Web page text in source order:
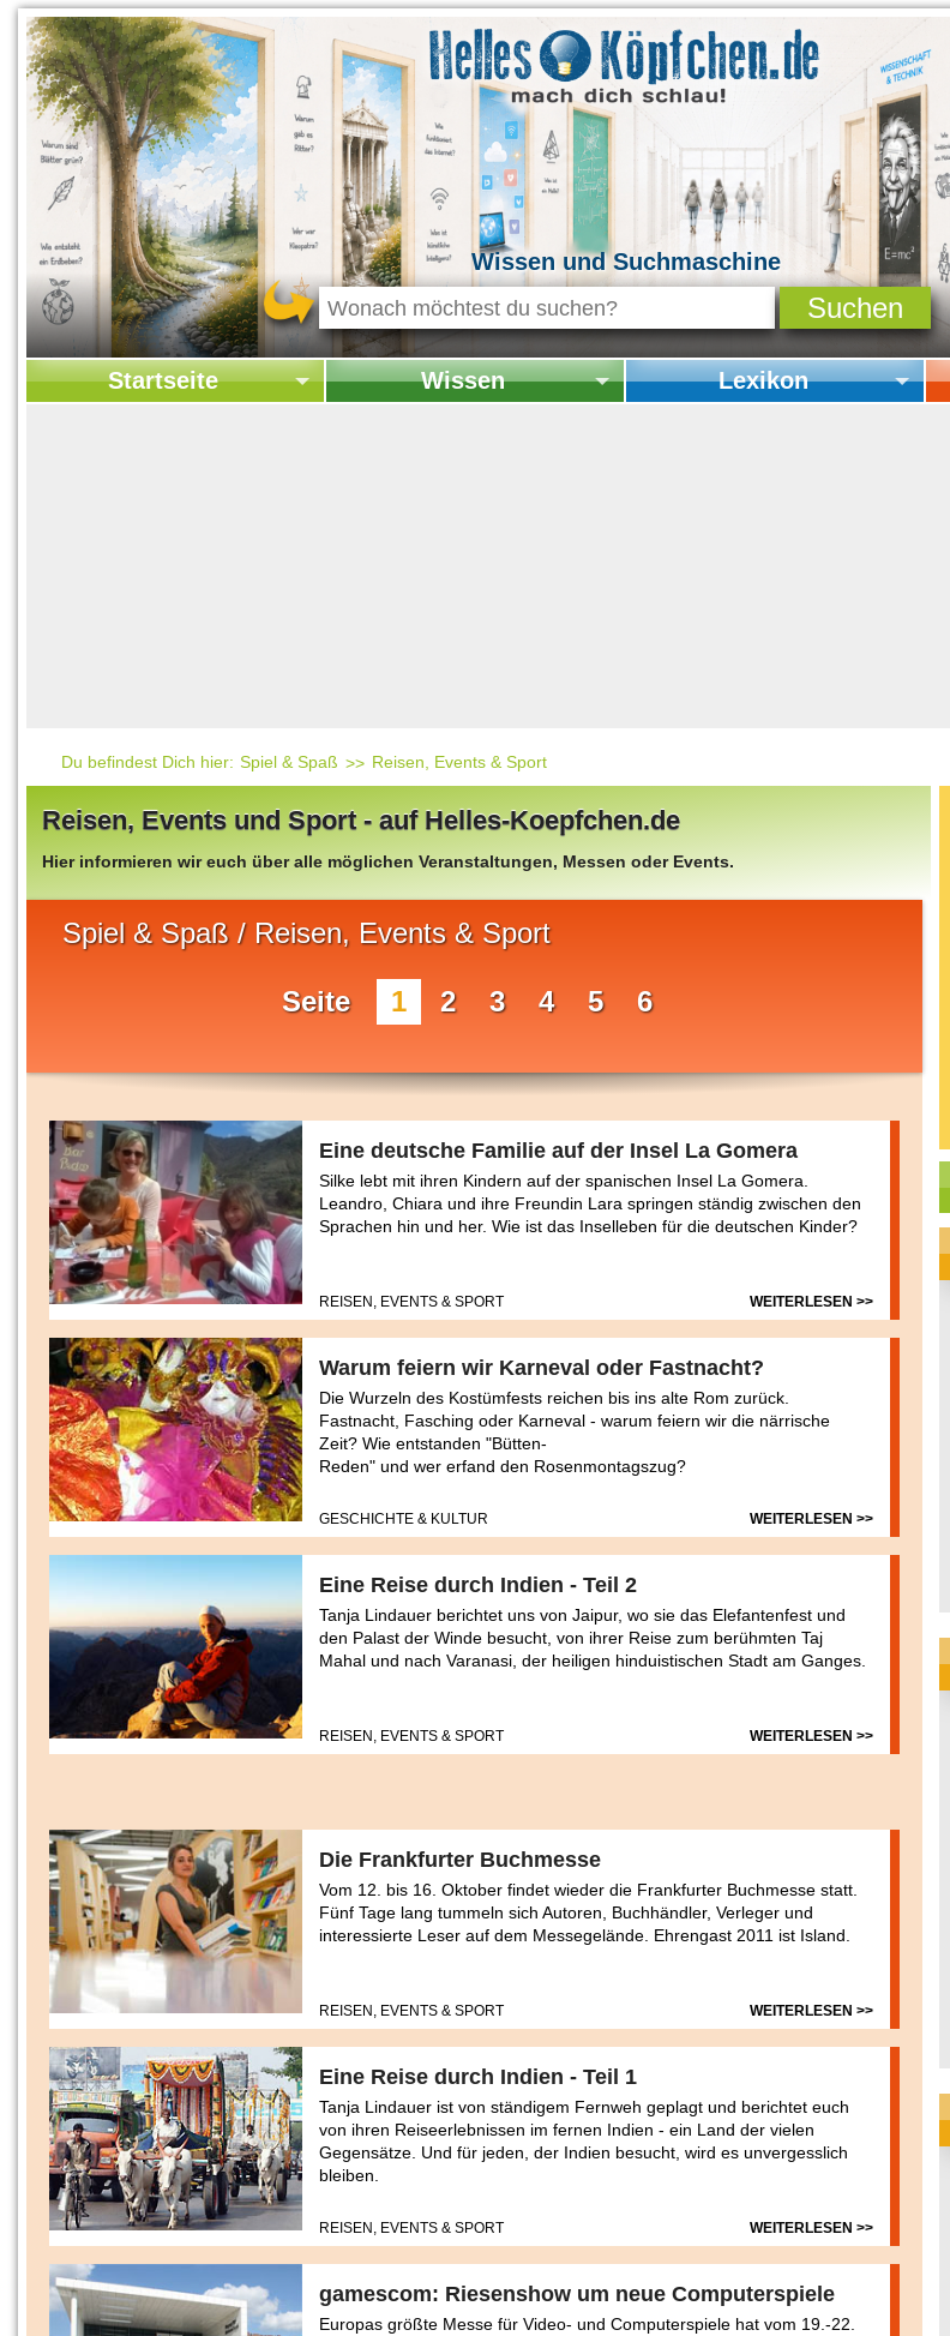
Wissen und Suchmaschine
Startseite Wissen
Technik
Lexikon
Du befindest Dich hier: Spiel & Spaß Reisen, Events & Sport
Reisen, Events und Sport - auf Helles-Koepfchen.de
Hier informieren wir euch über alle möglichen Veranstaltungen, Messen oder Events.
Spiel & Spaß / Reisen, Events & Sport
Seite 1 2 3 4 5 6
Eine deutsche Familie auf der Insel La Gomera
Silke lebt mit ihren Kindern auf der spanischen Insel La Gomera.
Leandro, Chiara und ihre Freundin Lara springen ständig zwischen den
Sprachen hin und her. Wie ist das Inselleben für die deutschen Kinder?
REISEN, EVENTS & SPORT WEITERLESEN >>
Warum feiern wir Karneval oder Fastnacht?
Die Wurzeln des Kostümfests reichen bis ins alte Rom zurück.
Fastnacht, Fasching oder Karneval - warum feiern wir die närrische
Zeit? Wie entstanden "Bütten-
Reden" und wer erfand den Rosenmontagszug?
GESCHICHTE & KULTUR WEITERLESEN >>
Eine Reise durch Indien - Teil 2
Tanja Lindauer berichtet uns von Jaipur, wo sie das Elefantenfest und
den Palast der Winde besucht, von ihrer Reise zum berühmten Taj
Mahal und nach Varanasi, der heiligen hinduistischen Stadt am Ganges.
REISEN, EVENTS & SPORT WEITERLESEN >>
Die Frankfurter Buchmesse
Vom 12. bis 16. Oktober findet wieder die Frankfurter Buchmesse statt.
Fünf Tage lang tummeln sich Autoren, Buchhändler, Verleger und
interessierte Leser auf dem Messegelände. Ehrengast 2011 ist Island.
REISEN, EVENTS & SPORT WEITERLESEN >>
Eine Reise durch Indien - Teil 1
Tanja Lindauer ist von ständigem Fernweh geplagt und berichtet euch
von ihren Reiseerlebnissen im fernen Indien - ein Land der vielen
Gegensätze. Und für jeden, der Indien besucht, wird es unvergesslich
bleiben.
REISEN, EVENTS & SPORT WEITERLESEN >>
gamescom: Riesenshow um neue Computerspiele
Europas größte Messe für Video- und Computerspiele hat vom 19.-22.